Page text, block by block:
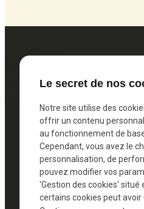
Rue des Archers
7000 MONS
065/33.94.78
Le secret de nos
Notre site utilise des
offrir un contenu
au fonctionnement de
Cependant, vous avez le
personnalisation, de
pouvez modifier vos
'Gestion des cookies' situé
certains cookies peut